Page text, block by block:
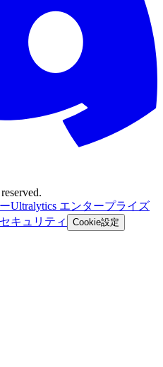
Ultralytics エンタープライズ
セキュリティ
Cookie設定